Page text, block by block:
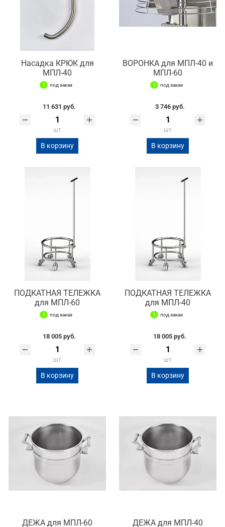
Насадка КРЮК для
МПЛ-40
под заказ
11 631 руб.
шт
В корзину
ВОРОНКА для МПЛ-40 и
МПЛ-60
под заказ
3 746 руб.
шт
В корзину
ПОДКАТНАЯ ТЕЛЕЖКА
для МПЛ-60
под заказ
18 005 руб.
шт
В корзину
ПОДКАТНАЯ ТЕЛЕЖКА
для МПЛ-40
под заказ
18 005 руб.
шт
В корзину
ДЕЖА для МПЛ-60 ДЕЖА для МПЛ-40